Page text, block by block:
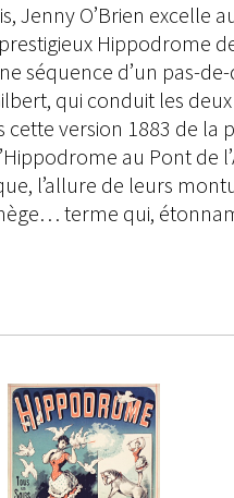
Jenny O’Brien excelle
Hippodrome
séquence d’un pas-
qui conduit les
cette version 1883 de la
au Pont de
l’allure de leurs
terme qui,